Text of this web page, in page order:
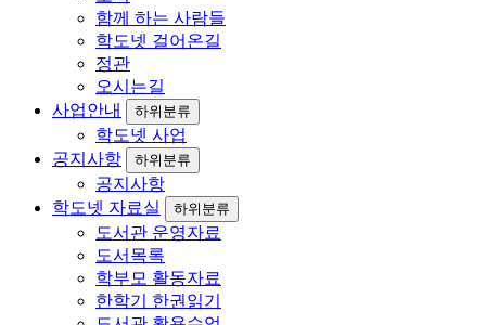
함께 하는 사람들
학도넷 걸어온길
정관
오시는길
사업안내
하위분류
학도넷 사업
공지사항
하위분류
공지사항
학도넷 자료실
하위분류
도서관 운영자료
도서목록
학부모 활동자료
한학기 한권읽기